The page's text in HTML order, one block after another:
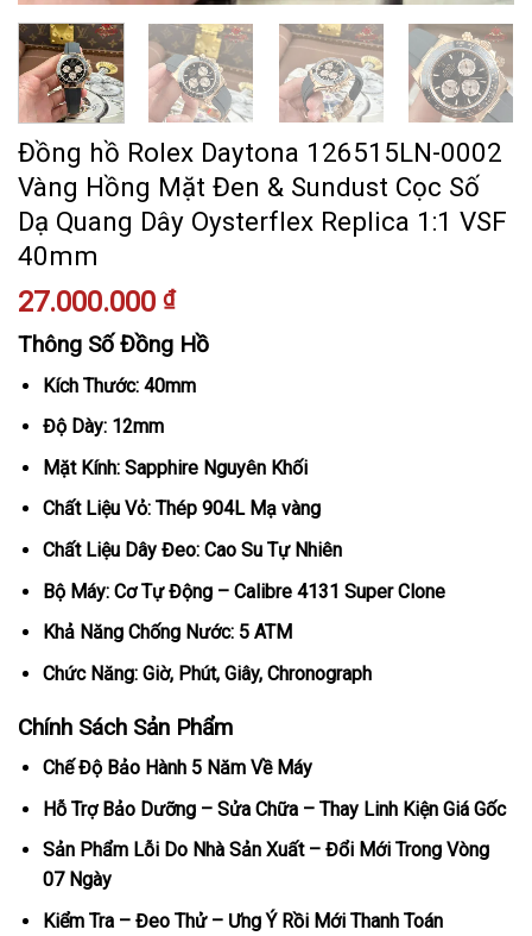
Đồng hồ Rolex Daytona 126515LN-0002
Vàng Hồng Mặt Đen & Sundust Cọc Số
Dạ Quang Dây Oysterflex Replica 1:1 VSF
40mm
27.000.000 ₫
Thông Số Đồng Hồ
Kích Thước: 40mm
Độ Dày: 12mm
Mặt Kính: Sapphire Nguyên Khối
Chất Liệu Vỏ: Thép 904L Mạ vàng
Chất Liệu Dây Đeo: Cao Su Tự Nhiên
Bộ Máy: Cơ Tự Động – Calibre 4131 Super Clone
Khả Năng Chống Nước: 5 ATM
Chức Năng: Giờ, Phút, Giây, Chronograph
Chính Sách Sản Phẩm
Chế Độ Bảo Hành 5 Năm Về Máy
Hỗ Trợ Bảo Dưỡng – Sửa Chữa – Thay Linh Kiện Giá Gốc
Sản Phẩm Lỗi Do Nhà Sản Xuất – Đổi Mới Trong Vòng
07 Ngày
Kiểm Tra – Đeo Thử – Ưng Ý Rồi Mới Thanh Toán